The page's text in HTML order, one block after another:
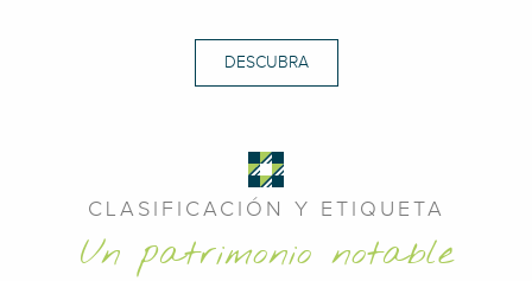
DESCUBRA
CLASIFICACIÓN Y ETIQUETA
Un patrimonio notable